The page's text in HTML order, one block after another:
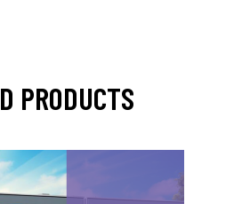
PRODUCTS